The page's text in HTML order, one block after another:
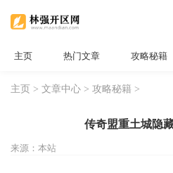
主页 热门文章 攻略秘籍
主页 > 文章中心 > 攻略秘籍 >
传奇盟重土城隐
来源：本站